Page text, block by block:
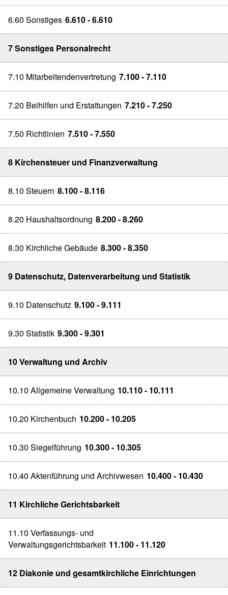
6.60 Sonstiges 6.610 - 6.610
7 Sonstiges Personalrecht
7.10 Mitarbeitendenvertretung 7.100 - 7.110
7.20 Beihilfen und Erstattungen 7.210 - 7.250
7.50 Richtlinien 7.510 - 7.550
8 Kirchensteuer und Finanzverwaltung
8.10 Steuern 8.100 - 8.116
8.20 Haushaltsordnung 8.200 - 8.260
8.30 Kirchliche Gebäude 8.300 - 8.350
9 Datenschutz, Datenverarbeitung und Statistik
9.10 Datenschutz 9.100 - 9.111
9.30 Statistik 9.300 - 9.301
10 Verwaltung und Archiv
10.10 Allgemeine Verwaltung 10.110 - 10.111
10.20 Kirchenbuch 10.200 - 10.205
10.30 Siegelführung 10.300 - 10.305
10.40 Aktenführung und Archivwesen 10.400 - 10.430
11 Kirchliche Gerichtsbarkeit
11.10 Verfassungs- und
Verwaltungsgerichtsbarkeit 11.100 - 11.120
12 Diakonie und gesamtkirchliche Einrichtungen